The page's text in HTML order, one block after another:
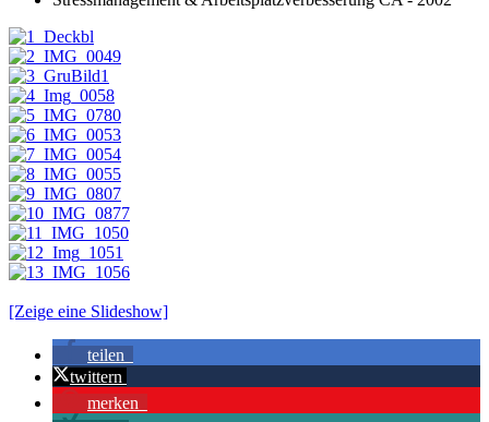
[Zeige eine Slideshow]
teilen
twittern
merken